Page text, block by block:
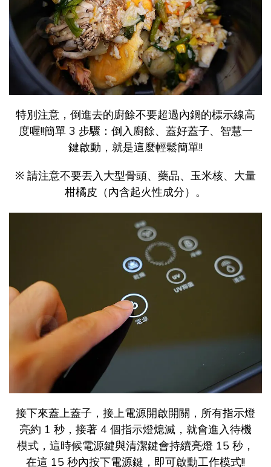
特別注意，倒進去的廚餘不要超過內鍋的標示線高
度喔!!簡單 3 步驟：倒入廚餘、蓋好蓋子、智慧一
鍵啟動，就是這麼輕鬆簡單!!
※ 請注意不要丟入大型骨頭、藥品、玉米核、大量
柑橘皮（內含起火性成分）。
接下來蓋上蓋子，接上電源開啟開關，所有指示燈
亮約 1 秒，接著 4 個指示燈熄滅，就會進入待機
模式，這時候電源鍵與清潔鍵會持續亮燈 15 秒，
在這 15 秒內按下電源鍵，即可啟動工作模式!!